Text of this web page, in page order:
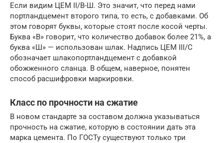
Если видим ЦЕМ II/В-Ш. Это значит, что перед нами
портландцемент второго типа, то есть, с добавками. Об
этом говорят буквы, которые стоят после косой черты.
Буква «B» говорит, что количество добавок более 21%, а
буква «Ш» — использован шлак. Надпись ЦЕМ III/C
обозначает шлакопортландцемент с добавкой
обожженного сланца. В общем, наверное, понятен
способ расшифровки маркировки.
Класс по прочности на сжатие
В новом стандарте за составом должна указываться
прочность на сжатие, которую в состоянии дать эта
марка цемента. По ГОСТу существуют только три